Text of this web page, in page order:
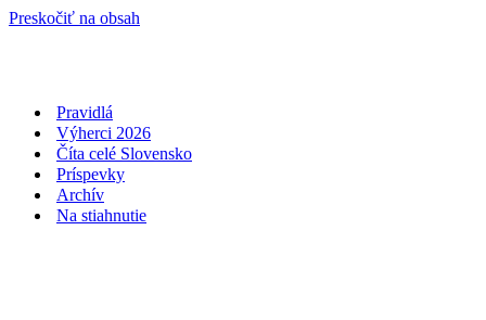
Preskočiť na obsah
Pravidlá
Výherci 2026
Číta celé Slovensko
Príspevky
Archív
Na stiahnutie